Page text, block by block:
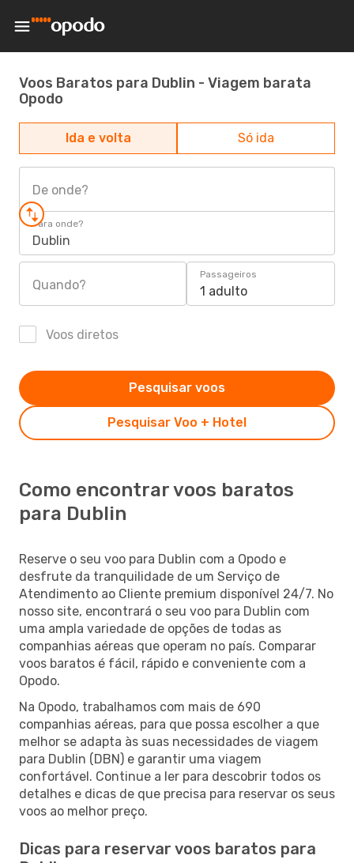
Voos Baratos para Dublin - Viagem barata
Opodo
Ida e volta Só ida
De onde?
Para onde?
Dublin
Quando?
Passageiros
1 adulto
Voos diretos
Pesquisar Voo + Hotel
Pesquisar voos
Como encontrar voos baratos
para Dublin
Reserve o seu voo para Dublin com a Opodo e
desfrute da tranquilidade de um Serviço de
Atendimento ao Cliente premium disponível 24/7. No
nosso site, encontrará o seu voo para Dublin com
uma ampla variedade de opções de todas as
companhias aéreas que operam no país. Comparar
voos baratos é fácil, rápido e conveniente com a
Opodo.
Na Opodo, trabalhamos com mais de 690
companhias aéreas, para que possa escolher a que
melhor se adapta às suas necessidades de viagem
para Dublin (DBN) e garantir uma viagem
confortável. Continue a ler para descobrir todos os
detalhes e dicas de que precisa para reservar os seus
voos ao melhor preço.
Dicas para reservar voos baratos para